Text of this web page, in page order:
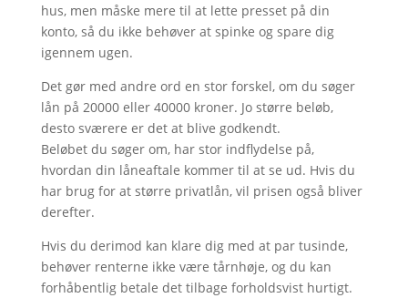
hus, men måske mere til at lette presset på din
konto, så du ikke behøver at spinke og spare dig
igennem ugen.
Det gør med andre ord en stor forskel, om du søger
lån på 20000 eller 40000 kroner. Jo større beløb,
desto sværere er det at blive godkendt.
Beløbet du søger om, har stor indflydelse på,
hvordan din låneaftale kommer til at se ud. Hvis du
har brug for at større privatlån, vil prisen også bliver
derefter.
Hvis du derimod kan klare dig med at par tusinde,
behøver renterne ikke være tårnhøje, og du kan
forhåbentlig betale det tilbage forholdsvist hurtigt.